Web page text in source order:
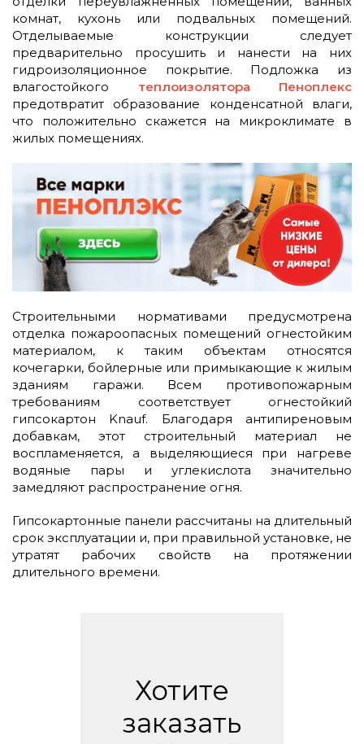
комнат, кухонь или подвальных помещений.
Отделываемые конструкции следует
предварительно просушить и нанести на них
гидроизоляционное покрытие. Подложка из
влагостойкого теплоизолятора Пеноплекс
предотвратит образование конденсатной влаги,
что положительно скажется на микроклимате в
жилых помещениях.
Строительными нормативами предусмотрена
отделка пожароопасных помещений огнестойким
материалом, к таким объектам относятся
кочегарки, бойлерные или примыкающие к жилым
зданиям гаражи. Всем противопожарным
требованиям соответствует огнестойкий
гипсокартон Knauf. Благодаря антипиреновым
добавкам, этот строительный материал не
воспламеняется, а выделяющиеся при нагреве
водяные пары и углекислота значительно
замедляют распространение огня.
Гипсокартонные панели рассчитаны на длительный
срок эксплуатации и, при правильной установке, не
утратят рабочих свойств на протяжении
длительного времени.
Хотите
заказать